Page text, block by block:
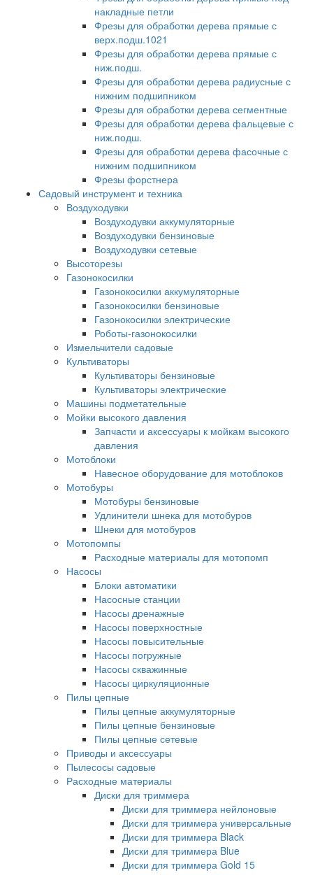
накладные петли
Фрезы для обработки дерева прямые с
верх.подш.1021
Фрезы для обработки дерева прямые с
ниж.подш.
Фрезы для обработки дерева радиусные с
нижним подшипником
Фрезы для обработки дерева сегментные
Фрезы для обработки дерева фальцевые с
ниж.подш.
Фрезы для обработки дерева фасочные с
нижним подшипником
Фрезы форстнера
Садовый инструмент и техника
Воздуходувки
Воздуходувки аккумуляторные
Воздуходувки бензиновые
Воздуходувки сетевые
Высоторезы
Газонокосилки
Газонокосилки аккумуляторные
Газонокосилки бензиновые
Газонокосилки электрические
Роботы-газонокосилки
Измельчители садовые
Культиваторы
Культиваторы бензиновые
Культиваторы электрические
Машины подметательные
Мойки высокого давления
Запчасти и аксессуары к мойкам высокого
давления
Мотоблоки
Навесное оборудование для мотоблоков
Мотобуры
Мотобуры бензиновые
Удлинители шнека для мотобуров
Шнеки для мотобуров
Мотопомпы
Расходные материалы для мотопомп
Насосы
Блоки автоматики
Насосные станции
Насосы дренажные
Насосы поверхностные
Насосы повысительные
Насосы погружные
Насосы скважинные
Насосы циркуляционные
Пилы цепные
Пилы цепные аккумуляторные
Пилы цепные бензиновые
Пилы цепные сетевые
Приводы и аксессуары
Пылесосы садовые
Расходные материалы
Диски для триммера
Диски для триммера нейлоновые
Диски для триммера универсальные
Диски для триммера Black
Диски для триммера Blue
Диски для триммера Gold 15